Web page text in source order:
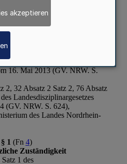
akzeptieren